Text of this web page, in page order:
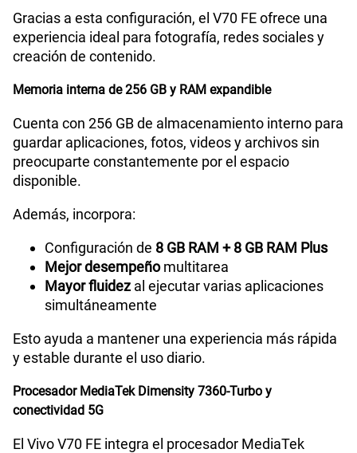
Gracias a esta configuración, el V70 FE ofrece una
experiencia ideal para fotografía, redes sociales y
creación de contenido.
Memoria interna de 256 GB y RAM expandible
Cuenta con 256 GB de almacenamiento interno para
guardar aplicaciones, fotos, videos y archivos sin
preocuparte constantemente por el espacio
disponible.
Además, incorpora:
Configuración de 8 GB RAM + 8 GB RAM Plus
Mejor desempeñomultitarea
Mayor fluidez al ejecutar varias aplicaciones
simultáneamente
Esto ayuda a mantener una experiencia más rápida
y estable durante el uso diario.
Procesador MediaTek Dimensity 7360-Turbo y
conectividad 5G
El Vivo V70 FE integra el procesador MediaTek